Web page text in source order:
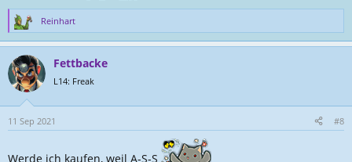
R
e
k
t
i
o
n
e
:
Reinhart
Fettbacke
L14: Freak
11 Sep 2021 #8
Werde ich kaufen, weil A-S-S